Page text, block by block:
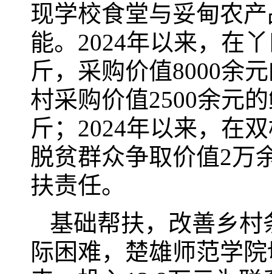
现学校食堂与妥甸农
能。2024年以来，在
斤，采购价值8000余
村采购价值2500余元
斤；2024年以来，在
脱贫群众争取价值2万
扶责任。
基础帮扶，改善乡
际困难，楚雄师范学